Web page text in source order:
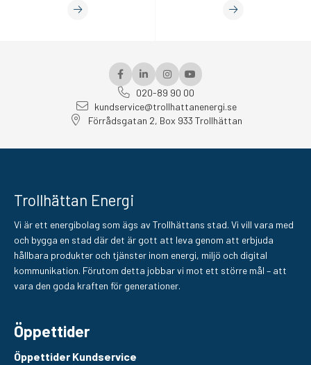
020-89 90 00
kundservice@trollhattanenergi.se
Förrådsgatan 2, Box 933 Trollhättan
Trollhättan Energi
Vi är ett energibolag som ägs av Trollhättans stad. Vi vill vara med
och bygga en stad där det är gott att leva genom att erbjuda
hållbara produkter och tjänster inom energi, miljö och digital
kommunikation. Förutom detta jobbar vi mot ett större mål – att
vara den goda kraften för generationer.
Öppettider
Öppettider Kundservice